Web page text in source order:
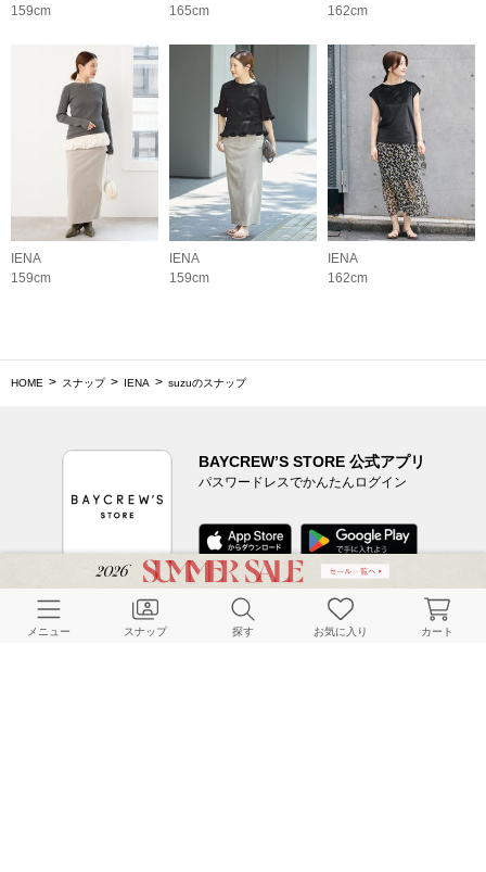
159cm
165cm
162cm
IENA
159cm
IENA
159cm
IENA
162cm
HOME スナップ IENA suzuのスナップ
BAYCREW’S STORE 公式アプリ
パスワードレスでかんたんログイン
CUSTOMER SERVICE
メニュー スナップ 探す お気に入り カート